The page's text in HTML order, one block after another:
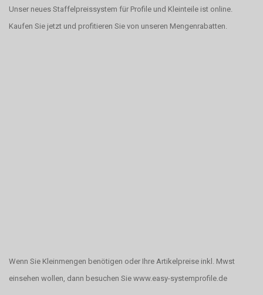
Unser neues Staffelpreissystem für Profile und Kleinteile ist online.
Kaufen Sie jetzt und profitieren Sie von unseren Mengenrabatten.
Wenn Sie Kleinmengen benötigen oder Ihre Artikelpreise inkl. Mwst
einsehen wollen, dann besuchen Sie www.easy-systemprofile.de